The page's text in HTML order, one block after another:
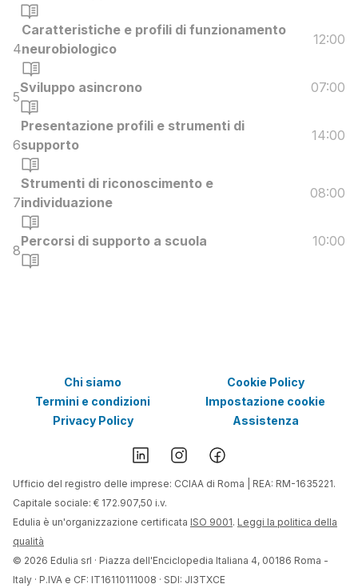
4
Caratteristiche e profili di funzionamento
neurobiologico
12:00
5
Sviluppo asincrono 07:00
6
Presentazione profili e strumenti di
supporto
14:00
7
Strumenti di riconoscimento e
individuazione
08:00
8
Percorsi di supporto a scuola 10:00
Chi siamo
Termini e condizioni
Privacy Policy
Cookie Policy
Impostazione cookie
Assistenza
Ufficio del registro delle imprese: CCIAA di Roma | REA: RM-1635221.
Capitale sociale: € 172.907,50 i.v.
Edulia è un'organizzazione certificata ISO 9001. Leggi la politica della
qualità
© 2026 Edulia srl · Piazza dell'Enciclopedia Italiana 4, 00186 Roma -
Italy · P.IVA e CF: IT16110111008 · SDI: JI3TXCE